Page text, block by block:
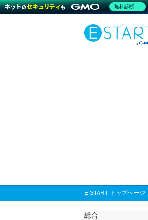
E START トップページ
総合
無料診断